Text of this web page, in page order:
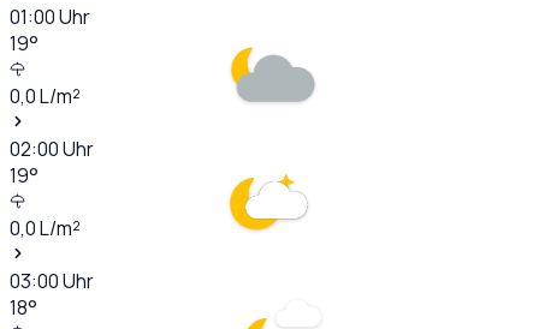
01:00Uhr
19°
0,0L/m²
02:00Uhr
19°
0,0L/m²
03:00Uhr
18°